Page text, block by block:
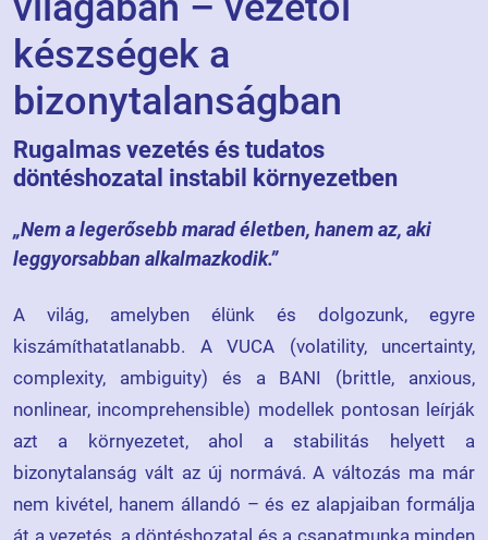
készségek a
bizonytalanságban
Rugalmas vezetés és tudatos
döntéshozatal instabil környezetben
„Nem a legerősebb marad életben, hanem az, aki
leggyorsabban alkalmazkodik.”
A világ, amelyben élünk és dolgozunk, egyre
kiszámíthatatlanabb. A VUCA (volatility, uncertainty,
complexity, ambiguity) és a BANI (brittle, anxious,
nonlinear, incomprehensible) modellek pontosan leírják
azt a környezetet, ahol a stabilitás helyett a
bizonytalanság vált az új normává. A változás ma már
nem kivétel, hanem állandó – és ez alapjaiban formálja